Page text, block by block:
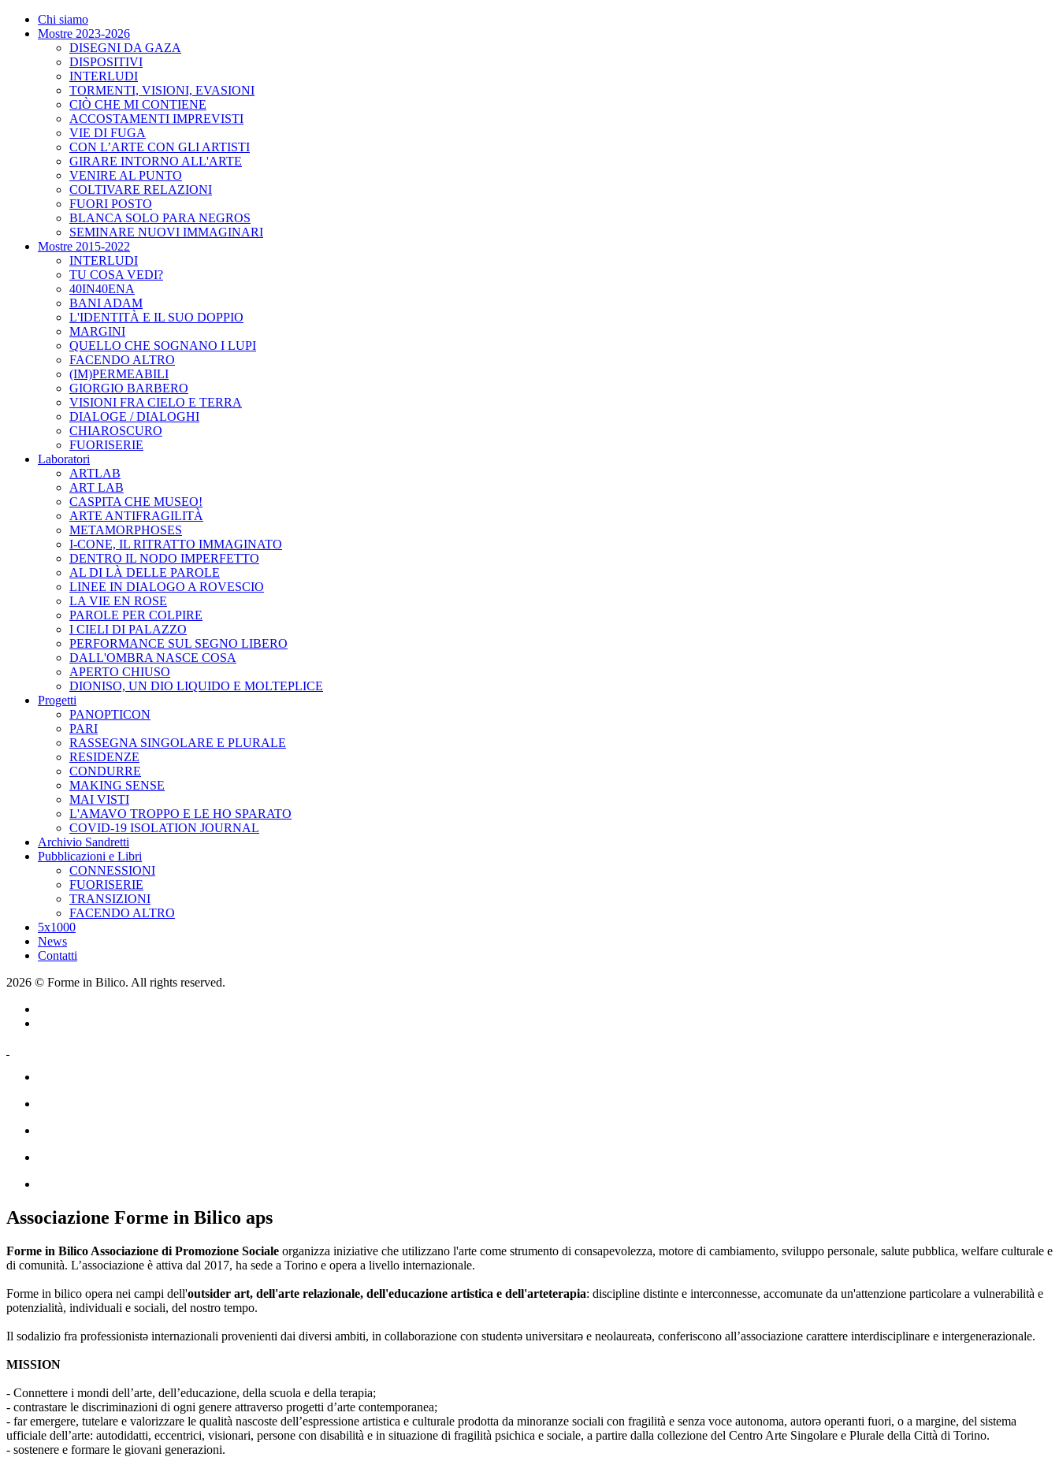
Chi siamo
Mostre 2023-2026
DISEGNI DA GAZA
DISPOSITIVI
INTERLUDI
TORMENTI, VISIONI, EVASIONI
CIÒ CHE MI CONTIENE
ACCOSTAMENTI IMPREVISTI
VIE DI FUGA
CON L’ARTE CON GLI ARTISTI
GIRARE INTORNO ALL'ARTE
VENIRE AL PUNTO
COLTIVARE RELAZIONI
FUORI POSTO
BLANCA SOLO PARA NEGROS
SEMINARE NUOVI IMMAGINARI
Mostre 2015-2022
INTERLUDI
TU COSA VEDI?
40IN40ENA
BANI ADAM
L'IDENTITÀ E IL SUO DOPPIO
MARGINI
QUELLO CHE SOGNANO I LUPI
FACENDO ALTRO
(IM)PERMEABILI
GIORGIO BARBERO
VISIONI FRA CIELO E TERRA
DIALOGE / DIALOGHI
CHIAROSCURO
FUORISERIE
Laboratori
ARTLAB
ART LAB
CASPITA CHE MUSEO!
ARTE ANTIFRAGILITÀ
METAMORPHOSES
I-CONE, IL RITRATTO IMMAGINATO
DENTRO IL NODO IMPERFETTO
AL DI LÀ DELLE PAROLE
LINEE IN DIALOGO A ROVESCIO
LA VIE EN ROSE
PAROLE PER COLPIRE
I CIELI DI PALAZZO
PERFORMANCE SUL SEGNO LIBERO
DALL'OMBRA NASCE COSA
APERTO CHIUSO
DIONISO, UN DIO LIQUIDO E MOLTEPLICE
Progetti
PANOPTICON
PARI
RASSEGNA SINGOLARE E PLURALE
RESIDENZE
CONDURRE
MAKING SENSE
MAI VISTI
L'AMAVO TROPPO E LE HO SPARATO
COVID-19 ISOLATION JOURNAL
Archivio Sandretti
Pubblicazioni e Libri
CONNESSIONI
FUORISERIE
TRANSIZIONI
FACENDO ALTRO
5x1000
News
Contatti
2026 © Forme in Bilico. All rights reserved.
Associazione Forme in Bilico aps
Forme in Bilico Associazione di Promozione Sociale organizza iniziative che utilizzano l'arte come strumento di consapevolezza, motore di cambiamento, sviluppo personale, salute pubblica, welfare culturale e
di comunità. L’associazione è attiva dal 2017, ha sede a Torino e opera a livello internazionale.
Forme in bilico opera nei campi dell'outsider art, dell'arte relazionale, dell'educazione artistica e dell'arteterapia: discipline distinte e interconnesse, accomunate da un'attenzione particolare a vulnerabilità e
potenzialità, individuali e sociali, del nostro tempo.
Il sodalizio fra professionistə internazionali provenienti dai diversi ambiti, in collaborazione con studentə universitarə e neolaureatə, conferiscono all’associazione carattere interdisciplinare e intergenerazionale.
MISSION
- Connettere i mondi dell’arte, dell’educazione, della scuola e della terapia;
- contrastare le discriminazioni di ogni genere attraverso progetti d’arte contemporanea;
- far emergere, tutelare e valorizzare le qualità nascoste dell’espressione artistica e culturale prodotta da minoranze sociali con fragilità e senza voce autonoma, autorə operanti fuori, o a margine, del sistema
ufficiale dell’arte: autodidatti, eccentrici, visionari, persone con disabilità e in situazione di fragilità psichica e sociale, a partire dalla collezione del Centro Arte Singolare e Plurale della Città di Torino.
- sostenere e formare le giovani generazioni.